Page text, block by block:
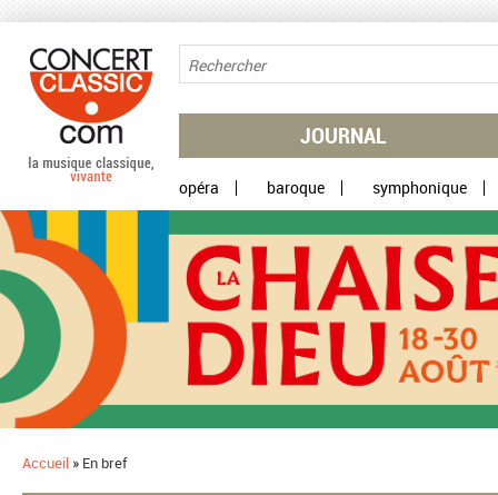
JOURNAL
opéra baroque symphonique
Accueil » En bref